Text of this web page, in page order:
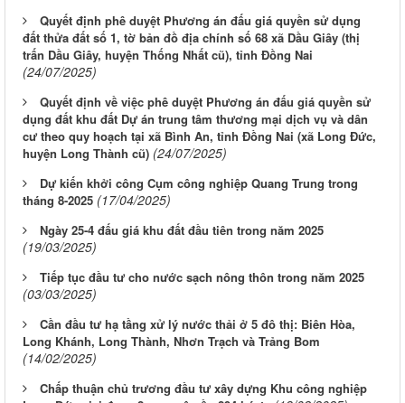
Quyết định phê duyệt Phương án đấu giá quyền sử dụng
đất thửa đất số 1, tờ bản đồ địa chính số 68 xã Dầu Giây (thị
trấn Dầu Giây, huyện Thống Nhất cũ), tỉnh Đồng Nai
(24/07/2025)
Quyết định về việc phê duyệt Phương án đấu giá quyền sử
dụng đất khu đất Dự án trung tâm thương mại dịch vụ và dân
cư theo quy hoạch tại xã Bình An, tỉnh Đồng Nai (xã Long Đức,
huyện Long Thành cũ) (24/07/2025)
Dự kiến khởi công Cụm công nghiệp Quang Trung trong
tháng 8-2025 (17/04/2025)
Ngày 25-4 đấu giá khu đất đầu tiên trong năm 2025
(19/03/2025)
Tiếp tục đầu tư cho nước sạch nông thôn trong năm 2025
(03/03/2025)
Cần đầu tư hạ tầng xử lý nước thải ở 5 đô thị: Biên Hòa,
Long Khánh, Long Thành, Nhơn Trạch và Trảng Bom
(14/02/2025)
Chấp thuận chủ trương đầu tư xây dựng Khu công nghiệp